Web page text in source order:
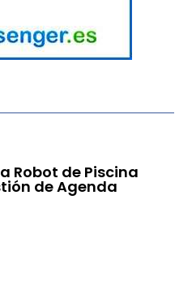
Robot de Piscina
de Agenda